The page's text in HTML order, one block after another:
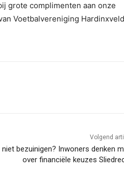
grote complimenten aan onze
Voetbalvereniging
Volgend
bezuinigen? Inwoners denken
over financiële keuzes